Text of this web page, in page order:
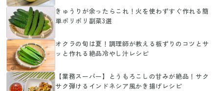
きゅうりが余ったらこれ！火を使わずすぐ作れる簡
単ポリポリ副菜3選
オクラの旬は夏！調理師が教える板ずりのコツとサ
ッと作れる絶品冷やし汁レシピ
【業務スーパー】とうもろこしの甘みが絶品！サク
サク弾けるインドネシア風かき揚げレシピ